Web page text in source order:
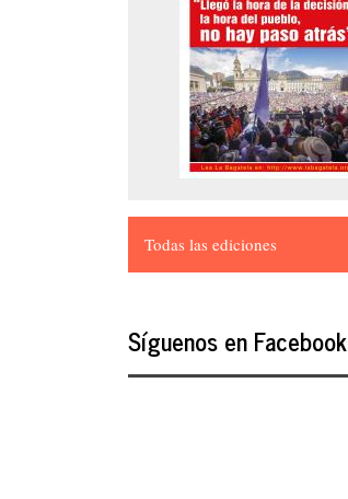
Todas las ediciones
Síguenos en Facebook